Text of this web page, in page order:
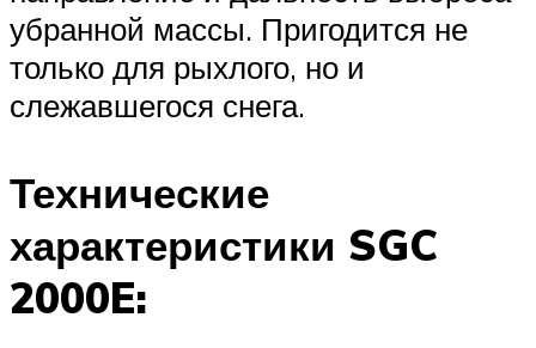
убранной массы. Пригодится не
только для рыхлого, но и
слежавшегося снега.
Технические
характеристики SGC
2000E: